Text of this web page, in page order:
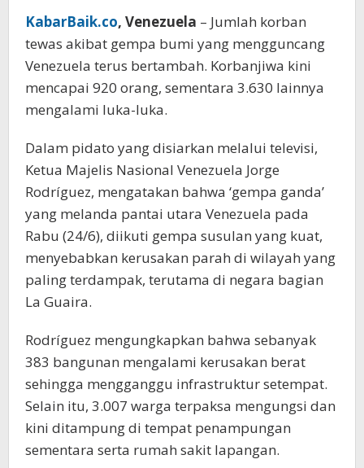
KabarBaik.co, Venezuela – Jumlah korban
tewas akibat gempa bumi yang mengguncang
Venezuela terus bertambah. Korbanjiwa kini
mencapai 920 orang, sementara 3.630 lainnya
mengalami luka-luka.
Dalam pidato yang disiarkan melalui televisi,
Ketua Majelis Nasional Venezuela Jorge
Rodríguez, mengatakan bahwa ‘gempa ganda’
yang melanda pantai utara Venezuela pada
Rabu (24/6), diikuti gempa susulan yang kuat,
menyebabkan kerusakan parah di wilayah yang
paling terdampak, terutama di negara bagian
La Guaira.
Rodríguez mengungkapkan bahwa sebanyak
383 bangunan mengalami kerusakan berat
sehingga mengganggu infrastruktur setempat.
Selain itu, 3.007 warga terpaksa mengungsi dan
kini ditampung di tempat penampungan
sementara serta rumah sakit lapangan.